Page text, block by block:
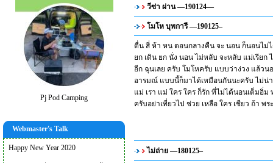
Pj Pod Camping
Webmaster's Talk
Happy New Year 2020
วีซ่า ผ่าน —190124—
โมโห บุพการี —190125–
ตื่น สี่ ห้า หน ตอนกลางคืน จะ นอน ก็นอนไม่
ยก เดิน ยก นั่ง นอน ไม่หลับ จะหลับ แม่เรีย
อีก ฉุนเลย ครับ โมโหครับ แบบว่าง่วง แล้ว
อารมณ์ แบบนี้ก็มาได้เหมือนกันนะครับ ไม่น่า
แม่ เรา แม่ ใคร ใคร ก็รัก ที่ไม่ได้นอนเต็มอิ่
ครับอย่าเที่ยวไป ช่วย เหลือ ใคร เชียว ถ้า พ
ไม่ถ่าย —180125–